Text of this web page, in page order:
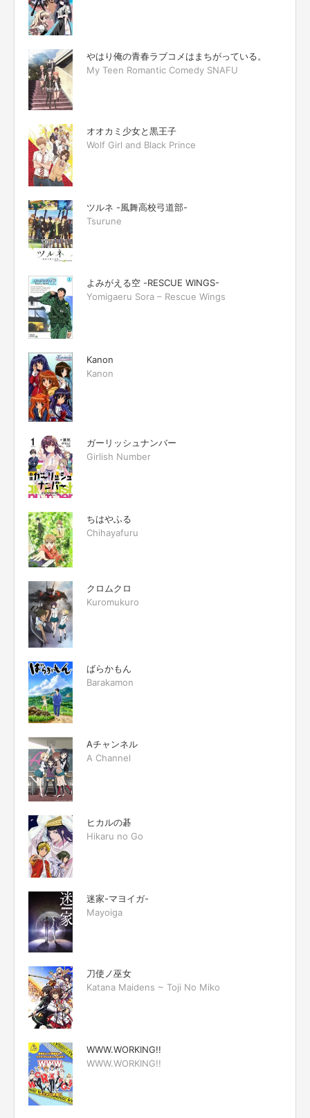
やはり俺の青春ラブコメはまちがっている。
My Teen Romantic Comedy SNAFU
オオカミ少女と黒王子
Wolf Girl and Black Prince
ツルネ -風舞高校弓道部-
Tsurune
よみがえる空 -RESCUE WINGS-
Yomigaeru Sora – Rescue Wings
Kanon
Kanon
ガーリッシュナンバー
Girlish Number
ちはやふる
Chihayafuru
クロムクロ
Kuromukuro
ばらかもん
Barakamon
Aチャンネル
A Channel
ヒカルの碁
Hikaru no Go
迷家-マヨイガ-
Mayoiga
刀使ノ巫女
Katana Maidens ~ Toji No Miko
WWW.WORKING!!
WWW.WORKING!!